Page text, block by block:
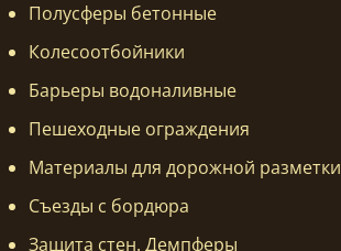
Полусферы бетонные
Колесоотбойники
Барьеры водоналивные
Пешеходные ограждения
Материалы для дорожной разметки
Съезды с бордюра
Защита стен. Демпферы